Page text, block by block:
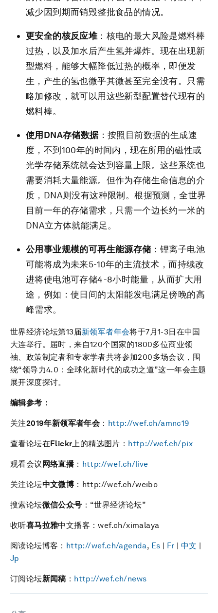
减少因到期而销毁整批食品的情况。
更安全的核反应堆 ：核电的最大风险是燃料棒
过热，以及加水后产生氢并爆炸。现在出现新
型燃料，能够大幅降低过热的概率，即便发
生，产生的氢也微乎其微甚至完全没有。只需
略加修改，就可以用这些新型配置替代现有的
燃料棒。
使用 DNA存储数据：按照目前数据的生成速
度，不到100年的时间内，现在所用的磁性或
光学存储系统就会达到容量上限。这些系统也
需要消耗大量能源。但作为存储生命信息的介
质，DNA则没有这种限制。根据预测，全世界
目前一年的存储需求，只需一个边长约一米的
DNA立方体就能满足。
公用事业规模的可再生能源存储 ：锂离子电池
可能将成为未来5-10年的主流技术，而持续改
进将使电池可存储4-8小时能量，从而扩大用
途，例如：使日间的太阳能发电满足傍晚的高
峰需求。
世界经济论坛第13届新领军者年会将于7月1-3日在中国
大连举行。届时，来自120个国家的1800多位商业领
袖、政策制定者和专家学者共将参加200多场会议，围
绕“领导力4.0：全球化新时代的成功之道”这一年会主题
展开深度探讨。
编辑参考：
关注2019年新领军者年会： http://wef.ch/amnc19
查看论坛在Flickr上的精选图片： http://wef.ch/pix
观看会议 网络直播 ： http://wef.ch/live
关注论坛中文微博 ：http://wef.ch/weibo
搜索论坛微信公众号 ：“世界经济论坛”
收听喜马拉雅中文播客：wef.ch/ximalaya
阅读论坛博客： http://wef.ch/agenda, Es | Fr | 中文 |
Jp
订阅论坛新闻稿 ： http://wef.ch/news